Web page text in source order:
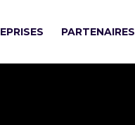
PARTENAIRES